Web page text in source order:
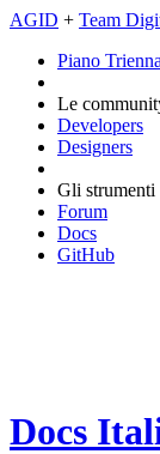
AGID + Team
Piano
Le
Developers
Designers
Gli strumenti
Forum
Docs
GitHub
Docs